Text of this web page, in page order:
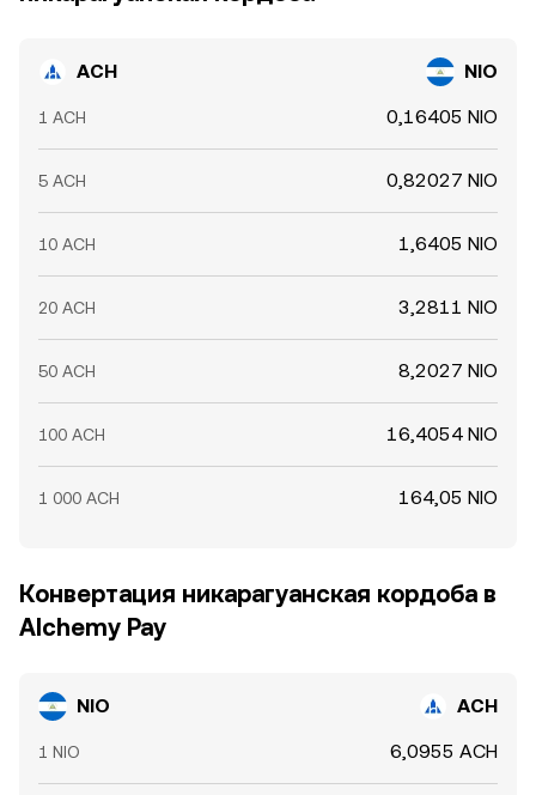
ACH NIO
1 ACH 0,16405 NIO
5 ACH 0,82027 NIO
10 ACH 1,6405 NIO
20 ACH 3,2811 NIO
50 ACH 8,2027 NIO
100 ACH 16,4054 NIO
1 000 ACH 164,05 NIO
Конвертация никарагуанская кордоба в
Alchemy Pay
NIO ACH
1 NIO 6,0955 ACH